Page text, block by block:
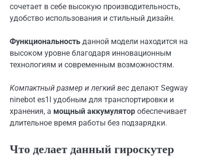
сочетает в себе высокую производительность,
удобство использования и стильный дизайн.
Функциональность данной модели находится на
высоком уровне благодаря инновационным
технологиям и современным возможностям.
Компактный размер и легкий вес делают Segway
ninebot es1l удобным для транспортировки и
хранения, а мощный аккумулятор обеспечивает
длительное время работы без подзарядки.
Что делает данный гироскутер